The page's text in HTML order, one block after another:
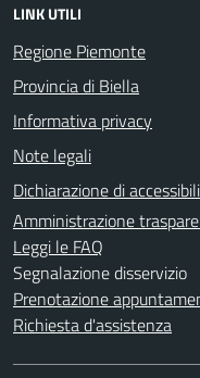
LINK UTILI
Regione Piemonte
Provincia di Biella
Informativa privacy
Note legali
Dichiarazione di
Amministrazione
Leggi le FAQ
Segnalazione disservizio
Prenotazione
Richiesta d'assistenza